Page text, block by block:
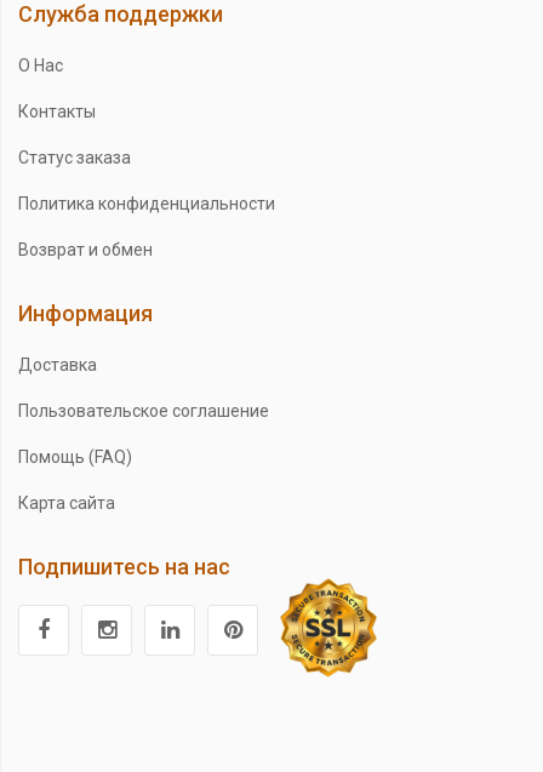
Служба поддержки
О Нас
Контакты
Статус заказа
Политика конфиденциальности
Возврат и обмен
Информация
Доставка
Пользовательское соглашение
Помощь (FAQ)
Карта сайта
Подпишитесь на нас